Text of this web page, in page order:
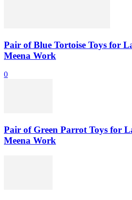
Pair of Blue Tortoise Toys for
Meena Work
0
Pair of Green Parrot Toys for
Meena Work